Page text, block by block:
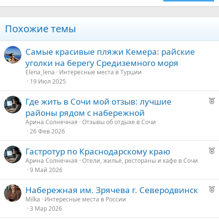
Похожие темы
Самые красивые пляжи Кемера: райские
уголки на берегу Средиземного моря
Elena_lena
Интересные места в Турции
19 Июл 2025
Р
е
у
Где жить в Сочи мой отзыв: лучшие
районы рядом с набережной
Арина Солнечная Отзывы об отдыхе в Сочи
26 Фев 2026
Р
о
Гастротур по Краснодарскому краю
Арина Солнечная Отели, жильё, рестораны и кафе в Сочи
9 Май 2026
Р
Набережная им. Зрячева г. Северодвинск
Milka
Интересные места в России
3 Мар 2026